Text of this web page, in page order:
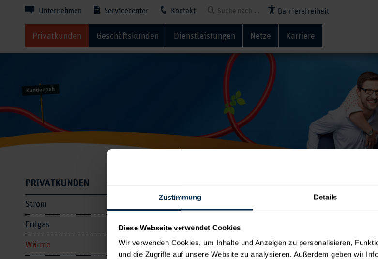
Zustimmung Details
Diese Webseite verwendet Cookies
Wir verwenden Cookies, um Inhalte und Anzeigen zu personalisieren,
und die Zugriffe auf unsere Website zu analysieren. Außerdem geben wir
Unternehmen Servicecenter Kontakt Barrierefreiheit
Privatkunden Geschäftskunden Dienstleistungen Netze Karriere
PRIVATKUNDEN
Strom
Erdgas
Wärme
Sie Wärme in Form von Heizwasser. Die
dabei automatisch an die Außentemperatur
wir dafür, dass Sie jederzeit die Wärme